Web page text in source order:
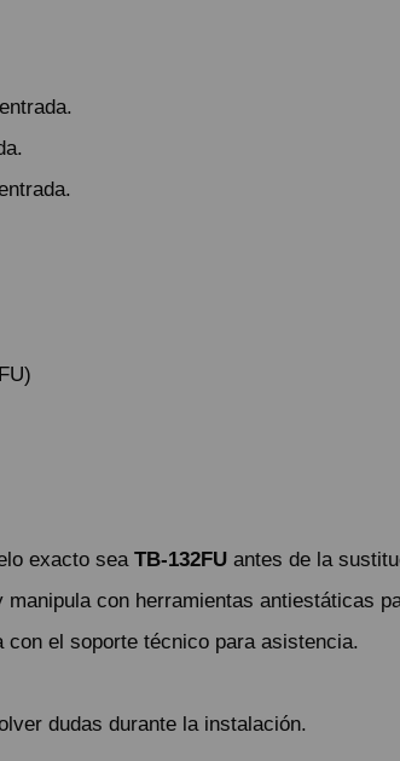
exacto sea TB-132FUantes de la
con herramientas antiestáticas
el soporte técnico para asistencia.
dudas durante la instalación.